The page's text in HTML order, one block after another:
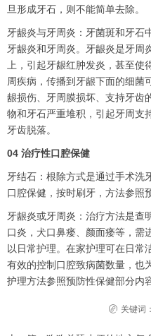
旦形成牙石，则不能简单去除。
牙龈炎与牙周炎：牙菌斑和牙石
牙龈炎和牙周炎。牙龈炎是牙周
上，引起牙龈红肿发炎，甚至使
周疾病，传播到牙龈下面的细菌
龈损伤、牙周膜损坏、支持牙齿
物和牙石严重堆积，引起牙周支
牙齿脱落。
04 治疗性口腔保健
牙结石：根除方式是通过手术洗
口腔保健，按时刷牙，方法参照
牙龈炎或牙周炎：治疗方法是查
口炎，犬口鼻瘘、颜面瘘等，需
以日常护理。在家护理可在日常
有效的控制口腔致病菌数量，也
护理方法参照预防性保健部分内
关键词：